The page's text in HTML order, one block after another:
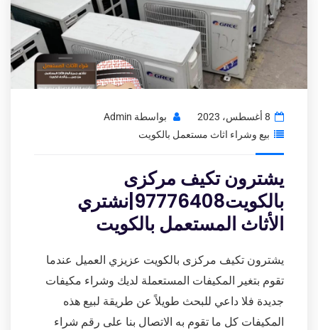
8 أغسطس، 2023 بواسطة Admin
بيع وشراء اثاث مستعمل بالكويت
يشترون تكيف مركزى
بالكويت97776408|نشتري
الأثاث المستعمل بالكويت
يشترون تكيف مركزى بالكويت عزيزي العميل عندما
تقوم بتغير المكيفات المستعملة لديك وشراء مكيفات
جديدة فلا داعي للبحث طويلاً عن طريقة لبيع هذه
المكيفات كل ما تقوم به الاتصال بنا على رقم شراء